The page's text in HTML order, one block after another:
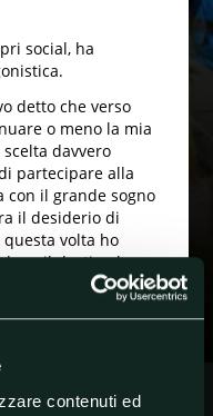
contenuti ed
social, ha
detto che verso
o meno la mia
davvero
partecipare alla
con il grande sogno
il desiderio di
volta ho
il destino ha
dentro di me, già